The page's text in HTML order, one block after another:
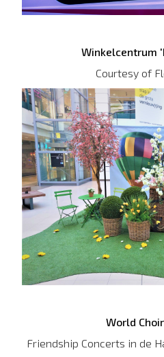
Winkelcentrum
Courtesy of
World
Friendship Concerts in de